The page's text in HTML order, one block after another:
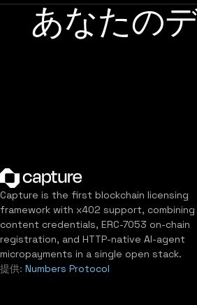
あなたの
Capture is the first blockchain licensing
framework with x402 support, combining
content credentials, ERC-7053 on-chain
registration, and HTTP-native AI-agent
micropayments in a single open stack.
提供: Numbers Protocol